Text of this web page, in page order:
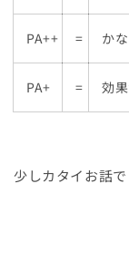
PA++ = か
PA+ = 効
少しカタイお話で